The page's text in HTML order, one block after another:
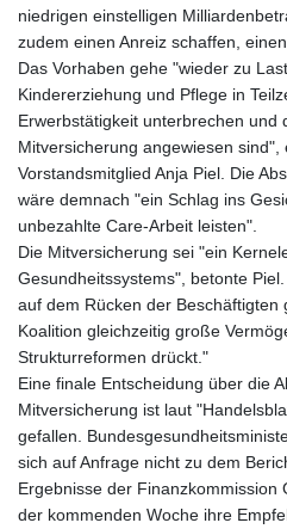
niedrigen einstelligen
zudem einen Anreiz schaffen,
Das Vorhaben gehe "wieder zu
Kindererziehung und Pflege in
Erwerbstätigkeit unterbrechen und
Mitversicherung angewiesen sind",
Vorstandsmitglied Anja Piel. Die
wäre demnach "ein Schlag ins
unbezahlte Care-Arbeit leisten".
Die Mitversicherung sei "ein
Gesundheitssystems", betonte
auf dem Rücken der
Koalition gleichzeitig große
Strukturreformen drückt."
Eine finale Entscheidung über die
Mitversicherung ist laut
gefallen.
sich auf Anfrage nicht zu dem
Ergebnisse der Finanzkommission
der kommenden Woche ihre